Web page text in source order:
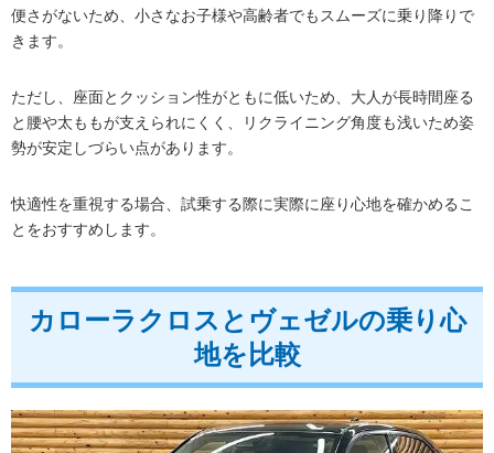
便さがないため、小さなお子様や高齢者でもスムーズに乗り降りで
きます。
ただし、座面とクッション性がともに低いため、大人が長時間座る
と腰や太ももが支えられにくく、リクライニング角度も浅いため姿
勢が安定しづらい点があります。
快適性を重視する場合、試乗する際に実際に座り心地を確かめるこ
とをおすすめします。
カローラクロスとヴェゼルの乗り心
地を比較